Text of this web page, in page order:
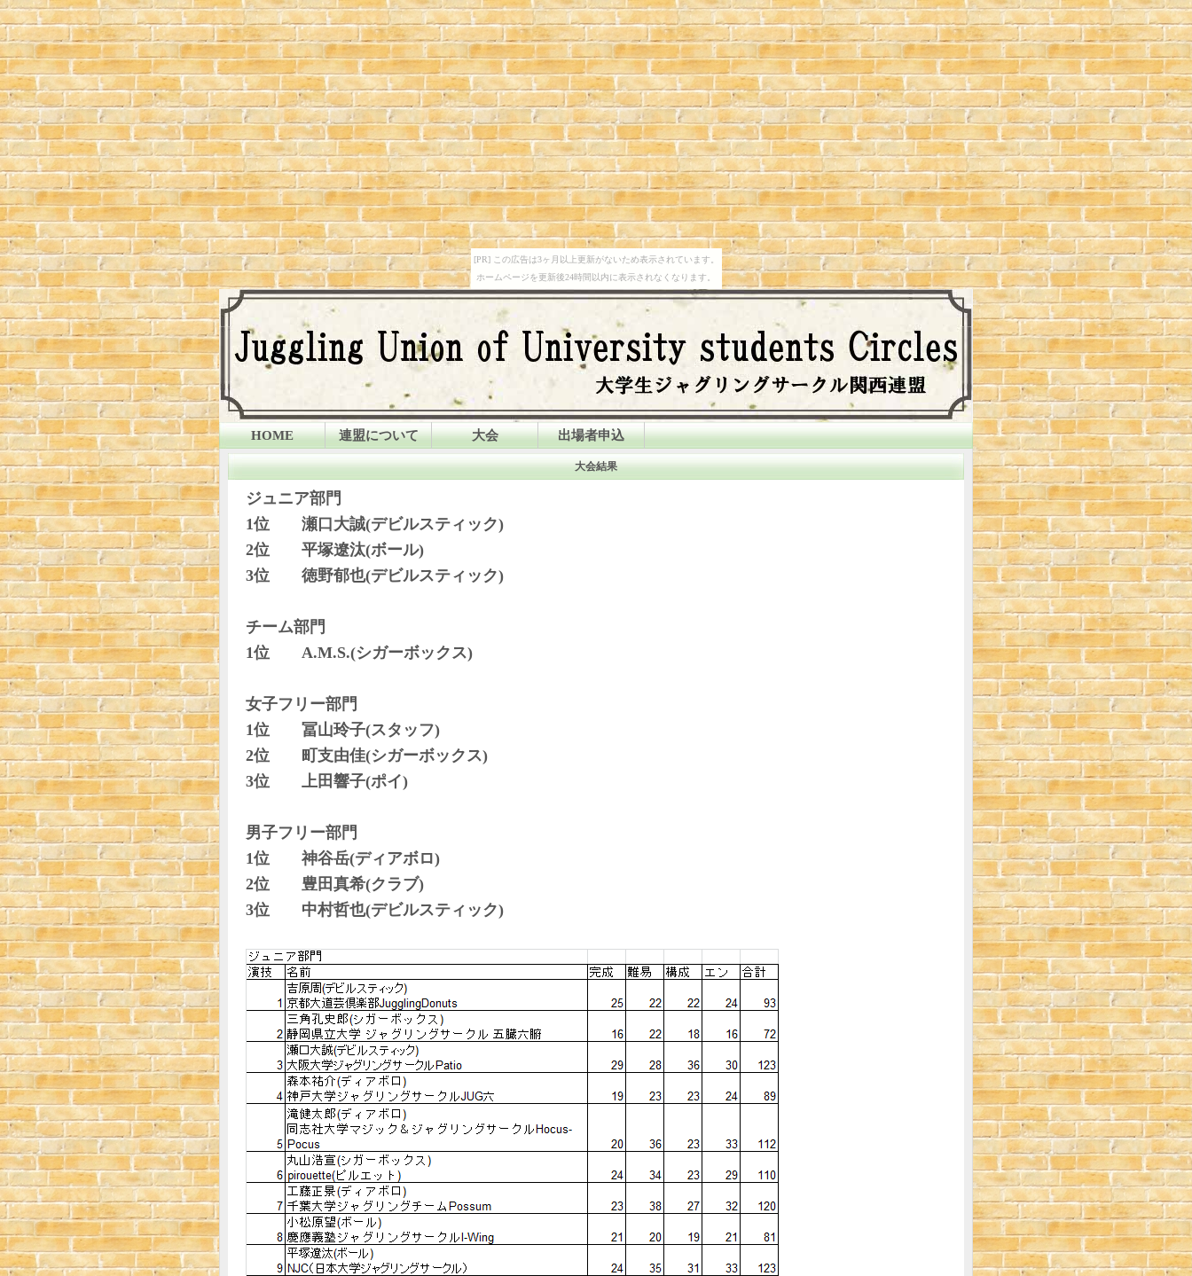
[PR] この広告は3ヶ月以上更新がないため表示されています。
ホームページを更新後24時間以内に表示されなくなります。
HOME
連盟について
連盟のポリシー
加盟サークル
学生大会の目的
役員
大会
大会概要
審査規定
スケジュール
出場者申込
一次申込
大会結果
ジュニア部門
1位 瀬口大誠(デビルスティック)
2位 平塚遼汰(ボール)
3位 徳野郁也(デビルスティック)
チーム部門
1位 A.M.S.(シガーボックス)
女子フリー部門
1位 冨山玲子(スタッフ)
2位 町支由佳(シガーボックス)
3位 上田響子(ポイ)
男子フリー部門
1位 神谷岳(ディアボロ)
2位 豊田真希(クラブ)
3位 中村哲也(デビルスティック)